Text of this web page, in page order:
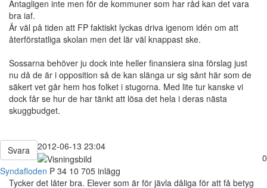
Antagligen inte men för de kommuner som har råd kan det vara
bra iaf.
Är väl på tiden att FP faktiskt lyckas driva igenom idén om att
återförstatliga skolan men det lär väl knappast ske.
Sossarna behöver ju dock inte heller finansiera sina förslag just
nu då de är i opposition så de kan slänga ur sig sånt här som de
säkert vet går hem hos folket i stugorna. Med lite tur kanske vi
dock får se hur de har tänkt att lösa det hela i deras nästa
skuggbudget.
Svara
2012-06-13 23:04
0
Syndafloden P 34 10 705 inlägg
Tycker det låter bra. Elever som är för jävla dåliga för att få betyg